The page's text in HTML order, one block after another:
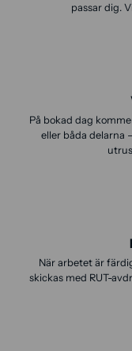
passar dig.
På bokad dag
eller båda delarna
När arbetet är
skickas med RUT-